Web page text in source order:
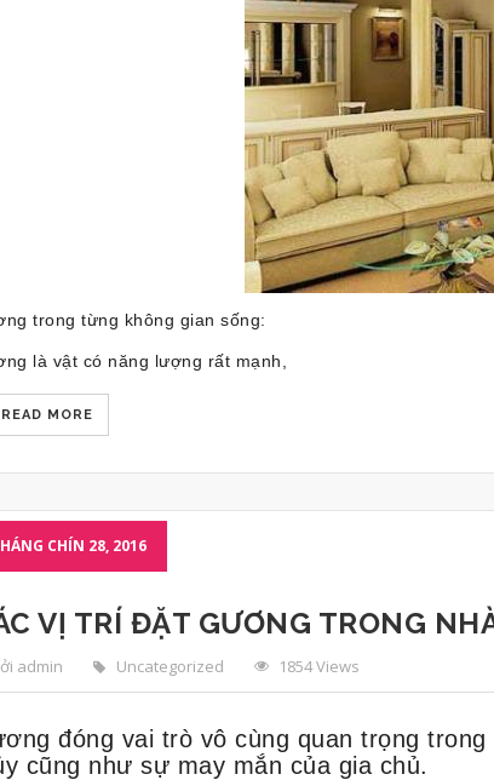
trong từng không gian sống:
là vật có năng lượng rất mạnh,
READ MORE
CHÍN 28, 2016
VỊ TRÍ ĐẶT GƯƠNG TRONG
admin Uncategorized 1854 Views
đóng vai trò vô cùng quan trọng
cũng như sự may mắn của gia chủ.